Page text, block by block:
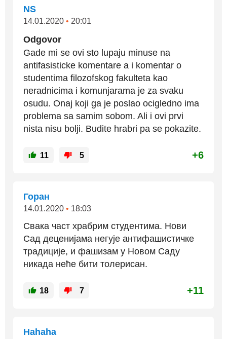
NS
14.01.2020 • 20:01
Odgovor
Gade mi se ovi sto lupaju minuse na
antifasisticke komentare a i komentar o
studentima filozofskog fakulteta kao
neradnicima i komunjarama je za svaku
osudu. Onaj koji ga je poslao ocigledno ima
problema sa samim sobom. Ali i ovi prvi
nista nisu bolji. Budite hrabri pa se pokazite.
11 5 +6
Горан
14.01.2020 • 18:03
Свака част храбрим студентима. Нови
Сад деценијама негује антифашистичке
традиције, и фашизам у Новом Саду
никада неће бити толерисан.
18 7 +11
Hahaha